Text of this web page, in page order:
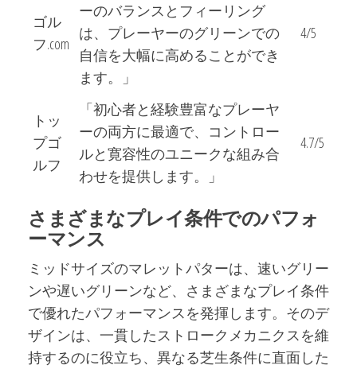
ゴル
フ.com
ーのバランスとフィーリング
は、プレーヤーのグリーンでの
自信を大幅に高めることができ
ます。」
4/5
トッ
プゴ
ルフ
「初心者と経験豊富なプレーヤ
ーの両方に最適で、コントロー
ルと寛容性のユニークな組み合
わせを提供します。」
4.7/5
さまざまなプレイ条件でのパフォ
ーマンス
ミッドサイズのマレットパターは、速いグリー
ンや遅いグリーンなど、さまざまなプレイ条件
で優れたパフォーマンスを発揮します。そのデ
ザインは、一貫したストロークメカニクスを維
持するのに役立ち、異なる芝生条件に直面した